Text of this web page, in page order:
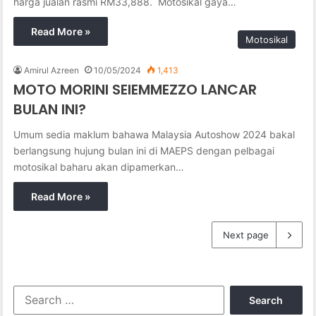
Read More »
Motosikal
Amirul Azreen 10/05/2024 1,413
MOTO MORINI SEIEMMEZZO LANCAR
BULAN INI?
Umum sedia maklum bahawa Malaysia Autoshow 2024 bakal
berlangsung hujung bulan ini di MAEPS dengan pelbagai
motosikal baharu akan dipamerkan…
Read More »
Next page